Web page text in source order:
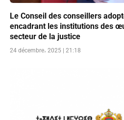
Le Conseil des conseillers
encadrant les institutions des
secteur de la justice
24 décembre، 2025 | 21:18